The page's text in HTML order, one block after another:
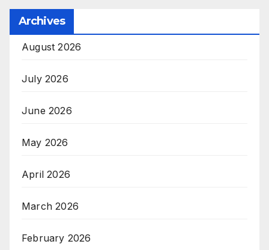
Archives
August 2026
July 2026
June 2026
May 2026
April 2026
March 2026
February 2026